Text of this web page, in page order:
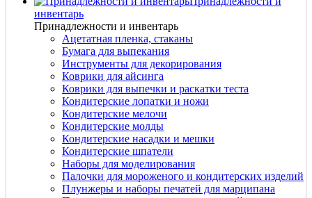
инвентарь
Принадлежности и инвентарь
Ацетатная пленка, стаканы
Бумага для выпекания
Инструменты для декорирования
Коврики для айсинга
Коврики для выпечки и раскатки теста
Кондитерские лопатки и ножи
Кондитерские мелочи
Кондитерские молды
Кондитерские насадки и мешки
Кондитерские шпатели
Наборы для моделирования
Палочки для мороженого и кондитерских изделий
Плунжеры и наборы печатей для марципана